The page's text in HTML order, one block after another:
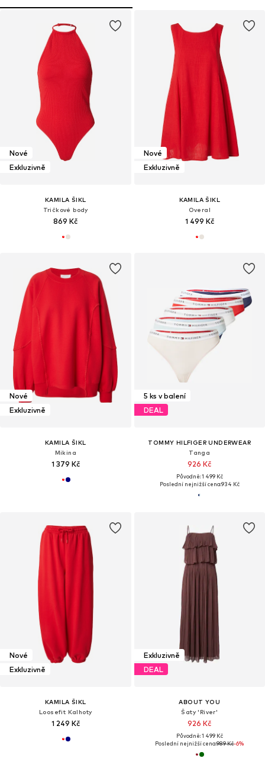
Nové
Exkluzivně
KAMILA ŠIKL
Tričkové body
869 Kč
Nové
Exkluzivně
KAMILA ŠIKL
Overal
1 499 Kč
Nové
Exkluzivně
KAMILA ŠIKL
Mikina
1 379 Kč
5 ks v balení
DEAL
TOMMY HILFIGER UNDERWEAR
Tanga
926 Kč
Původně: 1 499 Kč
Poslední nejnižší cena:934 Kč
Nové
Exkluzivně
KAMILA ŠIKL
Loosefit Kalhoty
1 249 Kč
Exkluzivně
DEAL
ABOUT YOU
Šaty 'River'
926 Kč
Původně: 1 499 Kč
Poslední nejnižší cena:989 Kč-6%